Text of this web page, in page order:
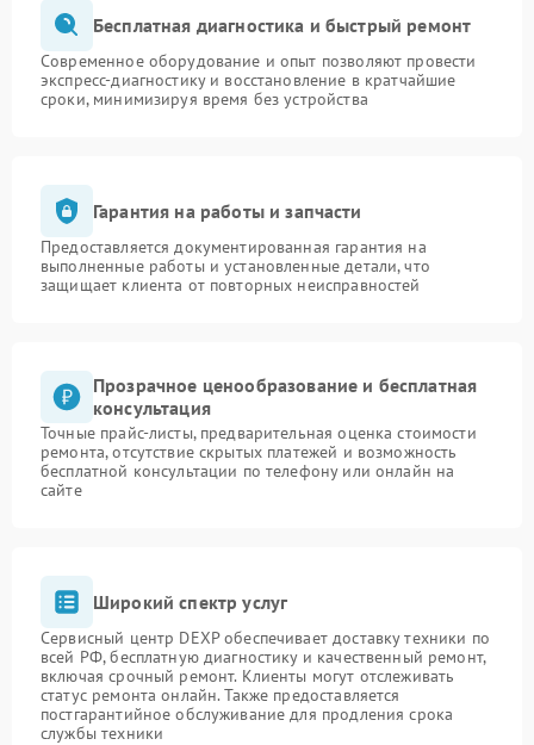
Бесплатная диагностика и быстрый ремонт
Современное оборудование и опыт позволяют провести
экспресс-диагностику и восстановление в кратчайшие
сроки, минимизируя время без устройства
Гарантия на работы и запчасти
Предоставляется документированная гарантия на
выполненные работы и установленные детали, что
защищает клиента от повторных неисправностей
Прозрачное ценообразование и бесплатная
консультация
Точные прайс-листы, предварительная оценка стоимости
ремонта, отсутствие скрытых платежей и возможность
бесплатной консультации по телефону или онлайн на
сайте
Широкий спектр услуг
Сервисный центр DEXP обеспечивает доставку техники по
всей РФ, бесплатную диагностику и качественный ремонт,
включая срочный ремонт. Клиенты могут отслеживать
статус ремонта онлайн. Также предоставляется
постгарантийное обслуживание для продления срока
службы техники